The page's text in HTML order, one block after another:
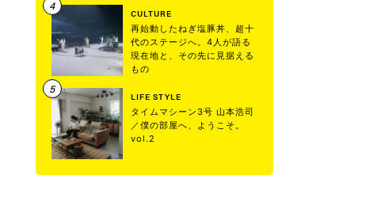
CULTURE
再始動したねぎ塩豚丼、超十
代のステージへ。4人が語る
現在地と、その先に見据える
もの
LIFE STYLE
タイムマシーン3号 山本浩司
／僕の部屋へ、ようこそ。
vol.2